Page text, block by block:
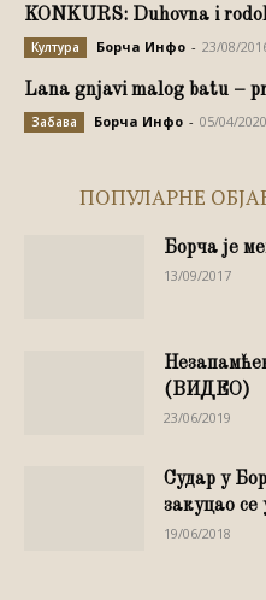
KONKURS: Duhovna i
Култура Борча Инфо - 23/08/
Lana gnjavi malog batu –
Забава Борча Инфо - 05/04/2020
ПОПУЛАРНЕ
Борча је
13/09/2017
(ВИДЕО)
23/06/2019
Судар у
закуцао се
19/06/2018